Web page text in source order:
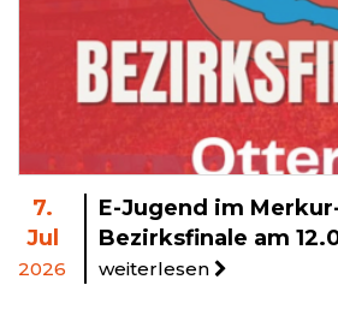
7.
Jul
2026
E-Jugend im
Bezirksfinale am
weiterlesen